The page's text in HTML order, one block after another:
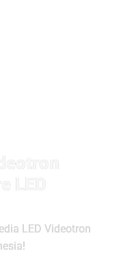
LED
LED Videotron